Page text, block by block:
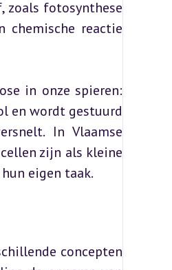
zoals fotosynthese
chemische reactie
in onze spieren:
en wordt gestuurd
In Vlaamse
zijn als kleine
eigen taak.
concepten